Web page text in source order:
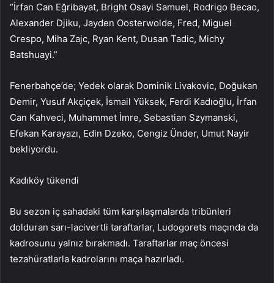
“İrfan Can Eğribayat, Bright Osayi Samuel, Rodrigo Becao,
Alexander Djiku, Jayden Oosterwolde, Fred, Miguel
Crespo, Miha Zajc, Ryan Kent, Dusan Tadic, Michy
Batshuayi.”
Fenerbahçe’de; Yedek olarak Dominik Livakovic, Doğukan
Demir, Yusuf Akçiçek, İsmail Yüksek, Ferdi Kadıoğlu, İrfan
Can Kahveci, Muhammet İmre, Sebastian Szymanski,
Efekan Karayazı, Edin Dzeko, Cengiz Ünder, Umut Nayir
bekliyordu.
Kadıköy tükendi
Bu sezon iç sahadaki tüm karşılaşmalarda tribünleri
dolduran sarı-lacivertli taraftarlar, Ludogorets maçında da
kadrosunu yalnız bırakmadı. Taraftarlar maç öncesi
tezahüratlarla kadrolarını maça hazırladı.